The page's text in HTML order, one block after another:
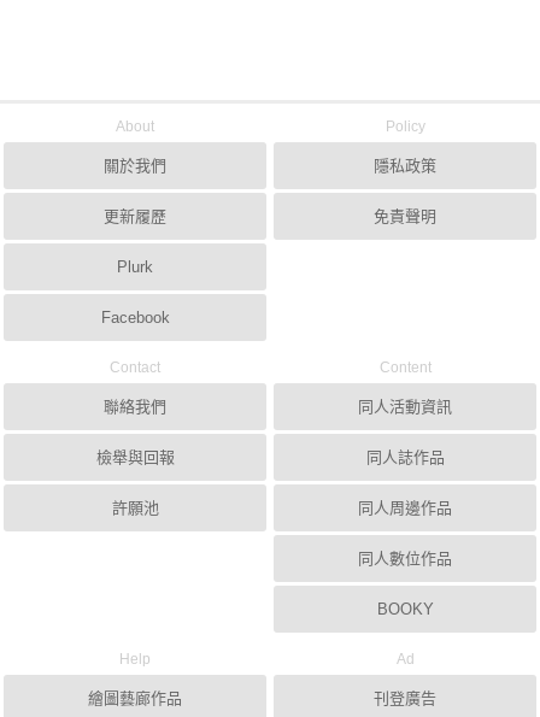
About
關於我們
更新履歷
Plurk
Facebook
Policy
隱私政策
免責聲明
Contact
聯絡我們
檢舉與回報
許願池
Content
同人活動資訊
同人誌作品
同人周邊作品
同人數位作品
BOOKY
Help
繪圖藝廊作品
Ad
刊登廣告